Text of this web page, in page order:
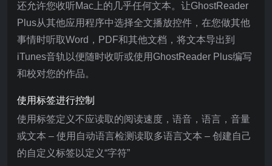
还允许您收听Mac上的几乎任何文本。让GhostReader
Plus从其他应用程序中选择全文播放控件，在您做其他
事情时听取Word，PDF和其他文档，将文本导出到
iTunes音轨以便随时收听或使用GhostReader Plus编写
和校对您的作品。
使用标签进行控制
使用标签定义不应读取的阅读速度，语音，语言，音量
或文本 – 使用自动语言检测读取多语言文本 – 创建自己
的自定义标签以定义“字符”